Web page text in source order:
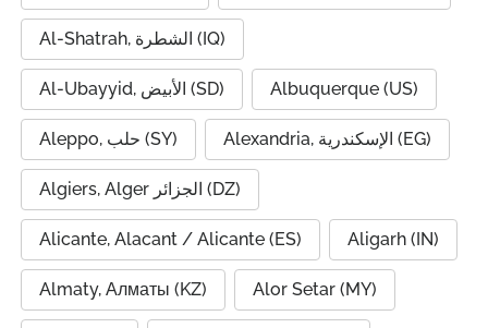
Al-Shatrah, الشطرة (IQ)
Al-Ubayyid, الأبيض (SD) Albuquerque (US)
Aleppo, حلب (SY) Alexandria, الإسكندرية (EG)
Algiers, Alger الجزائر (DZ)
Alicante, Alacant / Alicante (ES) Aligarh (IN)
Almaty, Алматы (KZ) Alor Setar (MY)